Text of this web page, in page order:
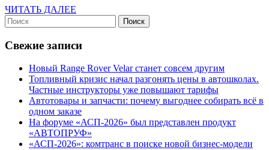
ЧИТАТЬ ДАЛЕЕ
Найти:
Свежие записи
Новый Range Rover Velar станет совсем другим
Топливный кризис начал разгонять цены в автошколах.
Частные инструкторы уже повышают тарифы
Автотовары и запчасти: почему выгоднее собирать всё в
одном заказе
На форуме «АСП-2026» был представлен продукт
«АВТОПРУФ»
«АСП-2026»: комтранс в поиске новой бизнес-модели